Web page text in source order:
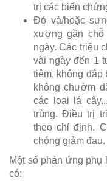
trị các biến
Đỏ và/hoặc
xương gần chỗ
ngày. Các triệu
vài ngày đến 1
tiêm, không đắp
không chườm
các loại lá
trùng. Điều trị
theo chỉ định.
chóng giảm đau.
Một số phản ứng phụ
có: